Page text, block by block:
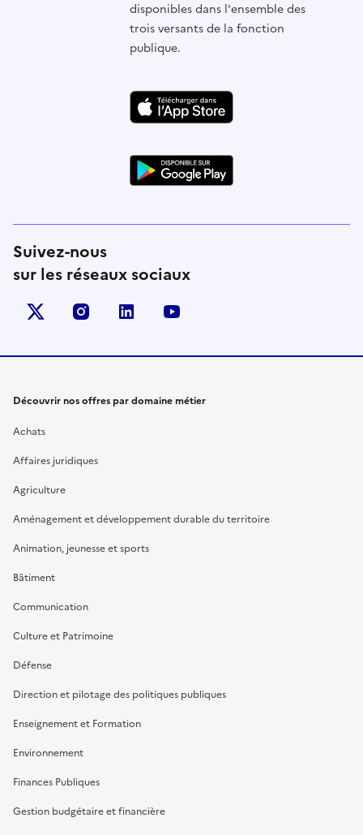
disponibles dans l'ensemble des
trois versants de la fonction
publique.
Suivez-nous
sur les réseaux sociaux
X (anciennement Twitter)
instagramlinkedin
Découvrir nos offres par domaine métier
Achats
Affaires juridiques
Agriculture
Aménagement et développement durable du territoire
Animation, jeunesse et sports
Bâtiment
Communication
Culture et Patrimoine
Défense
Direction et pilotage des politiques publiques
Enseignement et Formation
Environnement
Finances Publiques
Gestion budgétaire et financière